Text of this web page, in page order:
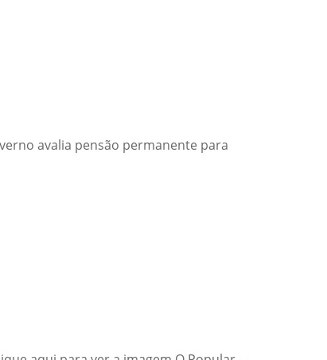
avalia pensão permanente para